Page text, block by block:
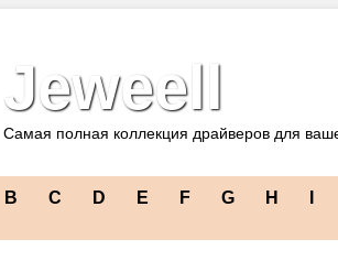
Jeweell
Самая полная коллекция драйверов для
B C D E F G H